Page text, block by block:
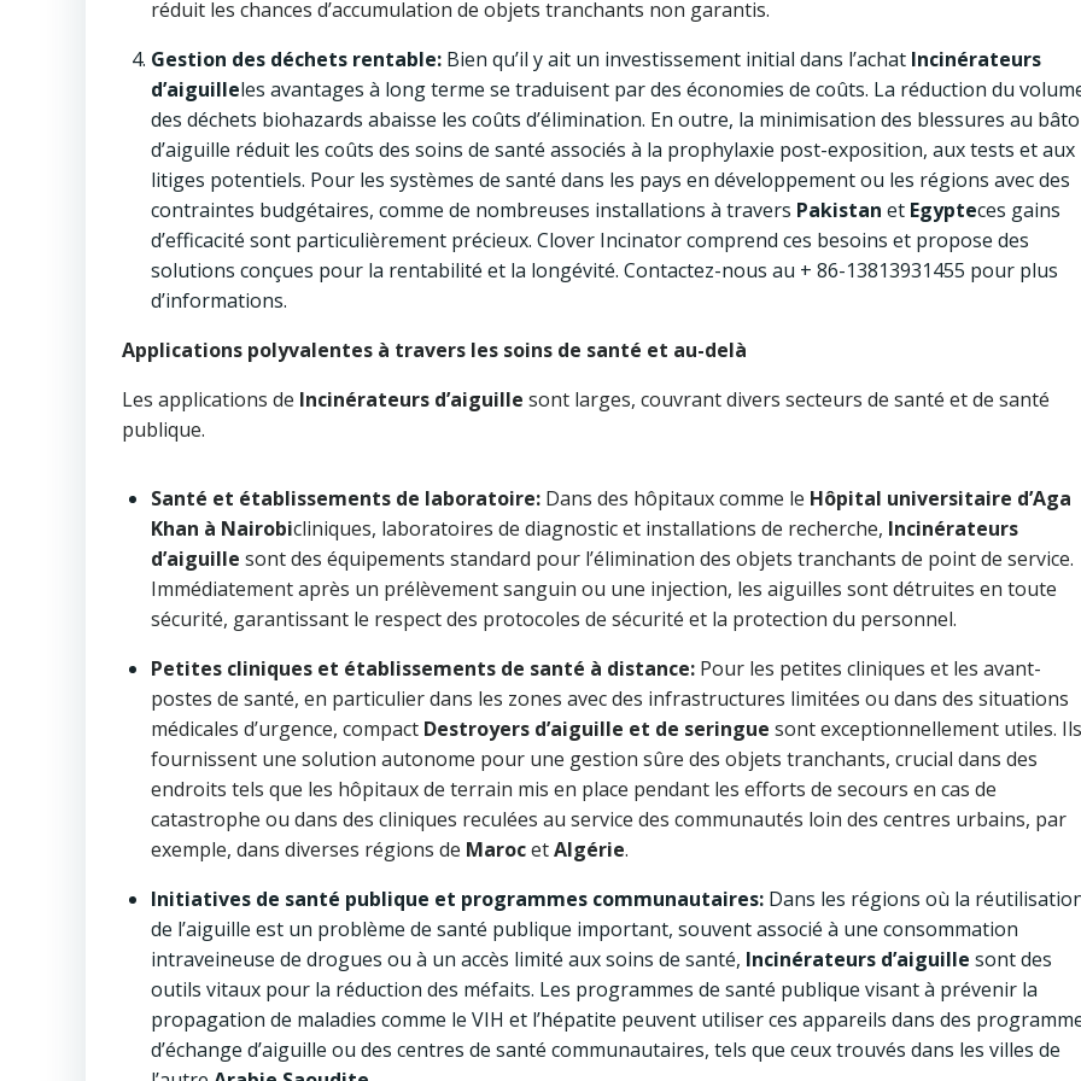
réduit les chances d’accumulation de objets tranchants non garantis.
Gestion des déchets rentable: Bien qu’il y ait un investissement initial dans l’achat Incinérateurs
d’aiguilleles avantages à long terme se traduisent par des économies de coûts. La réduction du
des déchets biohazards abaisse les coûts d’élimination. En outre, la minimisation des blessures au
d’aiguille réduit les coûts des soins de santé associés à la prophylaxie post-exposition, aux tests et aux
litiges potentiels. Pour les systèmes de santé dans les pays en développement ou les régions avec des
contraintes budgétaires, comme de nombreuses installations à travers Pakistan et Egypteces gains
d’efficacité sont particulièrement précieux. Clover Incinator comprend ces besoins et propose des
solutions conçues pour la rentabilité et la longévité. Contactez-nous au + 86-13813931455 pour plus
d’informations.
Applications polyvalentes à travers les soins de santé et au-delà
Les applications de Incinérateurs d’aiguille sont larges, couvrant divers secteurs de santé et de santé
publique.
Santé et établissements de laboratoire: Dans des hôpitaux comme le Hôpital universitaire d’Aga
Khan à Nairobicliniques, laboratoires de diagnostic et installations de recherche, Incinérateurs
d’aiguille sont des équipements standard pour l’élimination des objets tranchants de point de service.
Immédiatement après un prélèvement sanguin ou une injection, les aiguilles sont détruites en toute
sécurité, garantissant le respect des protocoles de sécurité et la protection du personnel.
Petites cliniques et établissements de santé à distance: Pour les petites cliniques et les avant-
postes de santé, en particulier dans les zones avec des infrastructures limitées ou dans des situations
médicales d’urgence, compact Destroyers d’aiguille et de seringue sont exceptionnellement utiles. Ils
fournissent une solution autonome pour une gestion sûre des objets tranchants, crucial dans des
endroits tels que les hôpitaux de terrain mis en place pendant les efforts de secours en cas de
catastrophe ou dans des cliniques reculées au service des communautés loin des centres urbains, par
exemple, dans diverses régions de MarocetAlgérie.
Initiatives de santé publique et programmes communautaires: Dans les régions où la
de l’aiguille est un problème de santé publique important, souvent associé à une consommation
intraveineuse de drogues ou à un accès limité aux soins de santé, Incinérateurs d’aiguille sont des
outils vitaux pour la réduction des méfaits. Les programmes de santé publique visant à prévenir la
propagation de maladies comme le VIH et l’hépatite peuvent utiliser ces appareils dans des
d’échange d’aiguille ou des centres de santé communautaires, tels que ceux trouvés dans les villes de